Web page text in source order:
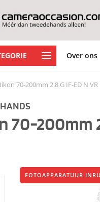
Over ons
70-200mm 2.8 G IF-ED N VR
70-200mm
FOTOAPPARATUUR